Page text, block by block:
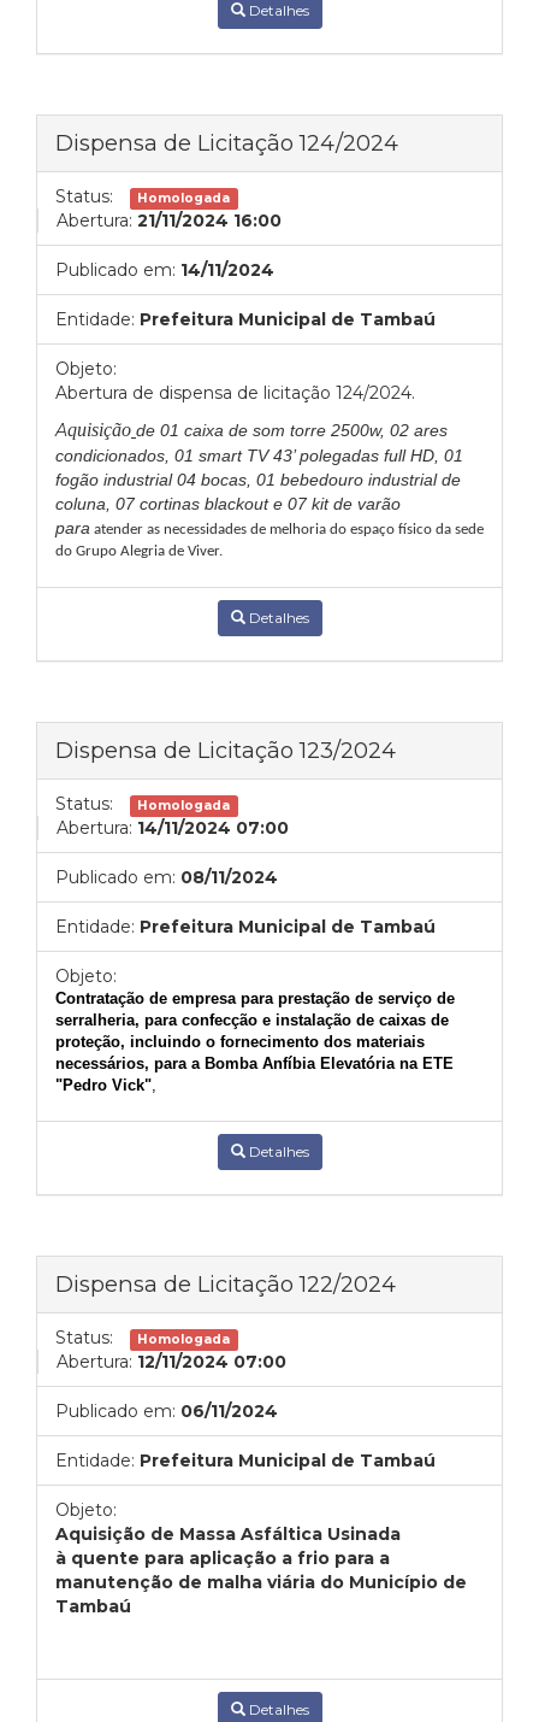
Detalhes
Dispensa de Licitação 124/2024
Status: Homologada
Abertura: 21/11/2024 16:00
Publicado em: 14/11/2024
Entidade: Prefeitura Municipal de Tambaú
Objeto:
Abertura de dispensa de licitação 124/2024.
Aquisição de 01 caixa de som torre 2500w, 02 ares
condicionados, 01 smart TV 43’ polegadas full HD, 01
fogão industrial 04 bocas, 01 bebedouro industrial de
coluna, 07 cortinas blackout e 07 kit de varão
para atender as necessidades de melhoria do espaço físico da sede
do Grupo Alegria de Viver.
Detalhes
Dispensa de Licitação 123/2024
Status: Homologada
Abertura: 14/11/2024 07:00
Publicado em: 08/11/2024
Entidade: Prefeitura Municipal de Tambaú
Objeto:
Contratação de empresa para prestação de serviço de
serralheria, para confecção e instalação de caixas de
proteção, incluindo o fornecimento dos materiais
necessários, para a Bomba Anfíbia Elevatória na ETE
"Pedro Vick",
Detalhes
Dispensa de Licitação 122/2024
Status: Homologada
Abertura: 12/11/2024 07:00
Publicado em: 06/11/2024
Entidade: Prefeitura Municipal de Tambaú
Objeto:
Aquisição de Massa Asfáltica Usinada
à quente para aplicação a frio para a
manutenção de malha viária do Município de
Tambaú
Detalhes